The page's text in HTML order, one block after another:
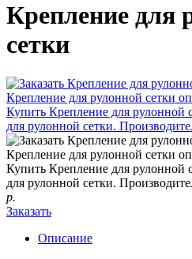
Крепление для
сетки
р.
Заказать
Описание